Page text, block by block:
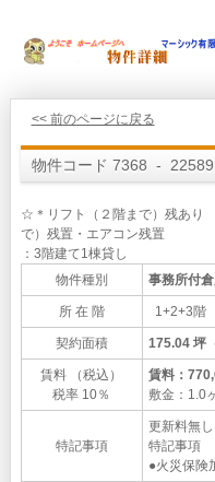
<< 前のページに戻る
物件コード 7368 - 22589
☆＊リフト（２階まで）残あ
で）残置・エアコン残置
：3階建て1棟貸し
物件種別
事務所付
所 在 階 1+2+3階
契約面積 175.04 坪
賃料 （税込）
税率 10％
賃料：
敷金：1.0
特記事項
更新料無し
特記事項
●火災保険